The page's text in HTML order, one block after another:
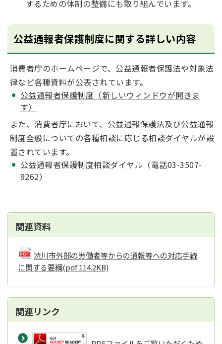
するための体制の整備にも取り組んでいます。
公益通報者保護制度に関する詳しい内容
消費者庁のホームページで、公益通報者保護法や対象法
律など各種資料が公表されています。
公益通報者保護制度（新しいウィンドウが開きま
す）
また、消費者庁において、公益通報保護法及び公益通報
制度全般についての各種相談に応じる相談ダイヤルが設
置されています。
公益通報者保護制度相談ダイヤル（電話03-3507-
9262）
関連資料
渋川市外部の労働者等からの通報等への対応手続
に関する要綱(pdf 114.2KB)
関連リンク